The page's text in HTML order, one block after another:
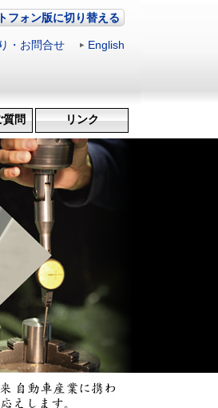
フォン版に切り替える
・お問合せ English
問 リンク